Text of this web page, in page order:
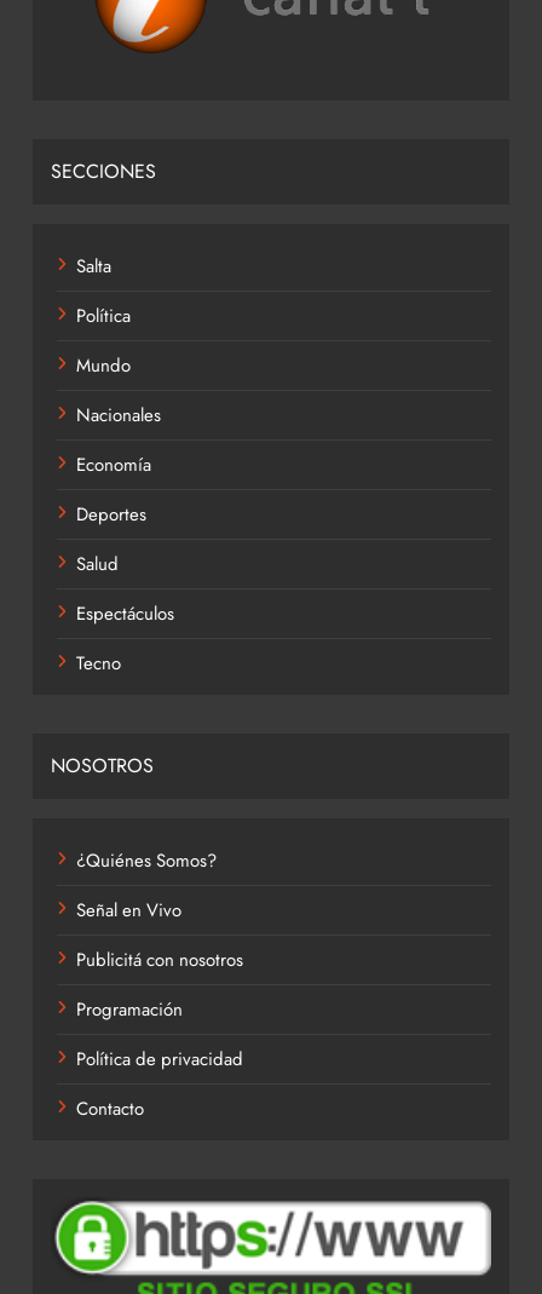
SECCIONES
Salta
Política
Mundo
Nacionales
Economía
Deportes
Salud
Espectáculos
Tecno
NOSOTROS
¿Quiénes Somos?
Señal en Vivo
Publicitá con nosotros
Programación
Política de privacidad
Contacto